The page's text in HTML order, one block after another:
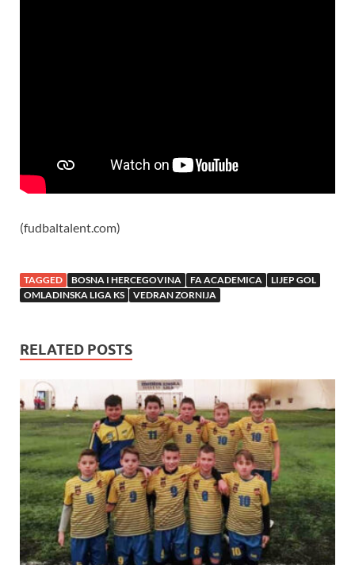
(fudbaltalent.com)
TAGGED BOSNA I HERCEGOVINA FA ACADEMICA
LIJEP GOL
OMLADINSKA LIGA KS
VEDRAN ZORNIJA
RELATED POSTS